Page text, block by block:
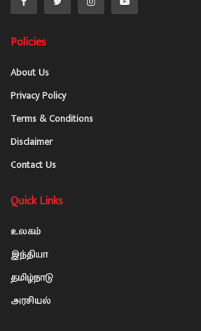
Policies
About Us
Privacy Policy
Terms & Conditions
Disclaimer
Contact Us
Quick Links
உலகம்
இந்தியா
தமிழ்நாடு
அரசியல்